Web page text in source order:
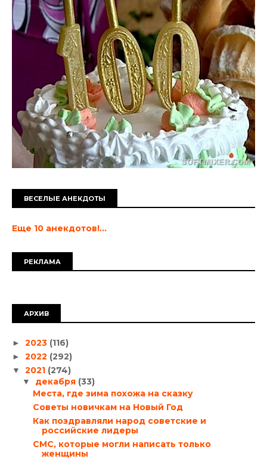
ВЕСЕЛЫЕ АНЕКДОТЫ
Еще 10 анекдотов!...
РЕКЛАМА
АРХИВ
► 2023 (116)
► 2022 (292)
▼ 2021 (274)
▼ декабря (33)
Места, где зима похожа на сказку
Советы новичкам на Новый Год
Как поздравляли народ советские и
российские лидеры
СМС, которые могли написать только
женщины